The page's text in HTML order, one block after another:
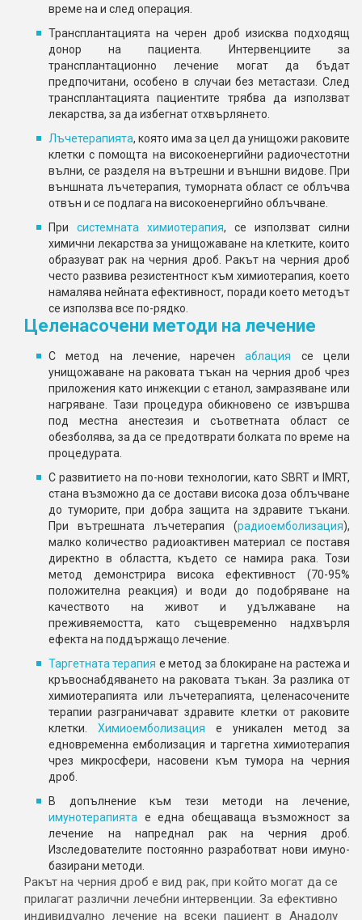
време на и след операция.
Трансплантацията на черен дроб изисква подходящ
донор на пациента. Интервенциите за
трансплантационно лечение могат да бъдат
предпочитани, особено в случаи без метастази. След
трансплантацията пациентите трябва да използват
лекарства, за да избегнат отхвърлянето.
Лъчетерапията, която има за цел да унищожи раковите
клетки с помощта на високоенергийни радиочестотни
вълни, се разделя на вътрешни и външни видове. При
външната лъчетерапия, туморната област се облъчва
отвън и се подлага на високоенергийно облъчване.
При системната химиотерапия, се използват силни
химични лекарства за унищожаване на клетките, които
образуват рак на черния дроб. Ракът на черния дроб
често развива резистентност към химиотерапия, което
намалява нейната ефективност, поради което методът
се използва все по-рядко.
Целенасочени методи на лечение
С метод на лечение, нареченаблация се цели
унищожаване на раковата тъкан на черния дроб чрез
приложения като инжекции с етанол, замразяване или
нагряване. Тази процедура обикновено се извършва
под местна анестезия и съответната област се
обезболява, за да се предотврати болката по време на
процедурата.
С развитието на по-нови технологии, като SBRT и IMRT,
стана възможно да се достави висока доза облъчване
до туморите, при добра защита на здравите тъкани.
При вътрешната лъчетерапия (радиоемболизация),
малко количество радиоактивен материал се поставя
директно в областта, където се намира рака. Този
метод демонстрира висока ефективност (70-95%
положителна реакция) и води до подобряване на
качеството на живот и удължаване на
преживяемостта, като същевременно надхвърля
ефекта на поддържащо лечение.
Таргетната терапия е метод за блокиране на растежа и
кръвоснабдяването на раковата тъкан. За разлика от
химиотерапията или лъчетерапията, целенасочените
терапии разграничават здравите клетки от раковите
клетки. Химиоемболизация е уникален метод за
едновременна емболизация и таргетна химиотерапия
чрез микросфери, насовени към тумора на черния
дроб.
В допълнение към тези методи на лечение,
имунотерапията е една обещаваща възможност за
лечение на напреднал рак на черния дроб.
Изследователите постоянно разработват нови имуно-
базирани методи.
Ракът на черния дроб е вид рак, при който могат да се
прилагат различни лечебни интервенции. За ефективно
индивидуално лечение на всеки пациент в Анадолу